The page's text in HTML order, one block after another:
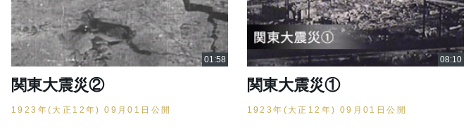
関東大震災②
1923年(大正12年) 09月01日公開
関東大震災①
1923年(大正12年) 09月01日公開